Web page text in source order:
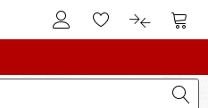
Vers le compte client
Vers la liste
Vers le